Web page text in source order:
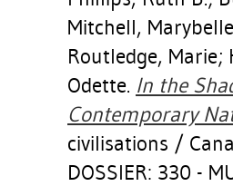
Mitchell, Marybelle
Routledge, Marie;
Odette. In the
Contemporary
civilisations /
DOSSIER: 330 -